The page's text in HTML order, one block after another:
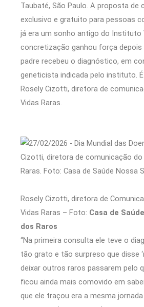
Taubaté, São Paulo. A proposta de
exclusivo e gratuito para pessoas
já era um sonho antigo do Instituto
concretização ganhou força depois
padre recebeu o diagnóstico, em
geneticista indicada pelo instituto.
Rosely Cizotti, diretora de
Vidas Raras.
Rosely Cizotti, diretora de
Vidas Raras – Foto: Casa de
dos Raros
“Na primeira consulta ele teve o
tão grato e tão surpreso que disse
deixar outros raros passarem pelo
ficou ainda mais comovido em
que ele traçou era a mesma